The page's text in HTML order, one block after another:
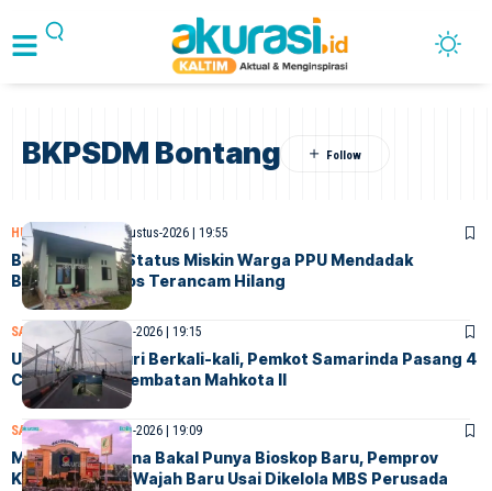
BKPSDM Bontang
HUMANIORA PPU 7-Agustus-2026 | 19:55
Belum Didata, Status Miskin Warga PPU Mendadak
Berubah, Bansos Terancam Hilang
SAMARINDA7-Agustus-2026 | 19:15
Usai Kabel Dicuri Berkali-kali, Pemkot Samarinda Pasang 4
CCTV Baru di Jembatan Mahkota II
SAMARINDA 7-Agustus-2026 | 19:09
Mall Lembuswana Bakal Punya Bioskop Baru, Pemprov
Kaltim Siapkan Wajah Baru Usai Dikelola MBS Perusada